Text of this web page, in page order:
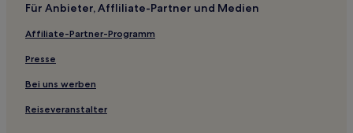
Hotels mit Parkplatz in Moonee Ponds
Hotels mit inbegriffenem Frühstück in Melbourne
Lgbtqia-Freundliche in Melbourne
Haustierfreundliche in Melbourne
Hotels mit Casino in Melbourne
Für Anbieter, Affliliate-Partner und Medien
Affiliate-Partner-Programm
Presse
Bei uns werben
Reiseveranstalter